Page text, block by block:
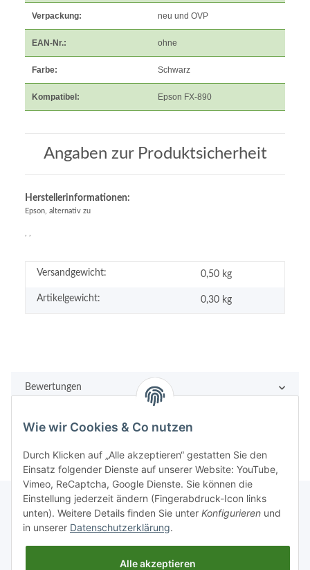
Verpackung: neu und OVP
EAN-Nr.: ohne
Farbe: Schwarz
Kompatibel: Epson FX-890
Angaben zur Produktsicherheit
Herstellerinformationen:
Epson, alternativ zu
Versandgewicht: 0,50 kg
Artikelgewicht: 0,30 kg
Bewertungen
Rechtliches
Wie wir Cookies & Co nutzen
Durch Klicken auf „Alle akzeptieren“ gestatten Sie den
Einsatz folgender Dienste auf unserer Website: YouTube,
Vimeo, ReCaptcha, Google Dienste. Sie können die
Einstellung jederzeit ändern (Fingerabdruck-Icon links
unten). Weitere Details finden Sie unter Konfigurieren und
in unserer Datenschutzerklärung.
Alle akzeptieren